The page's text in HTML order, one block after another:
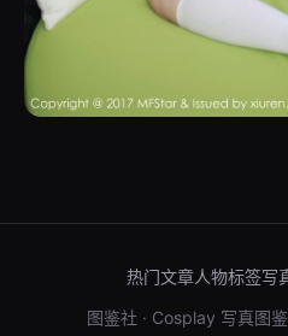
热门文章人物标签写
图鉴社 · Cosplay 写真图